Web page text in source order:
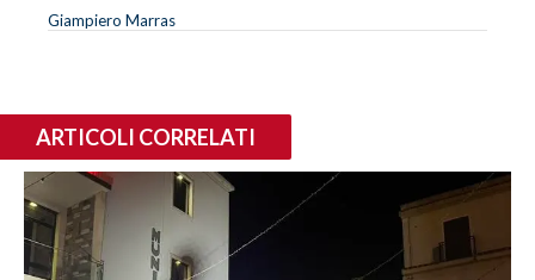
Giampiero Marras
ARTICOLI CORRELATI